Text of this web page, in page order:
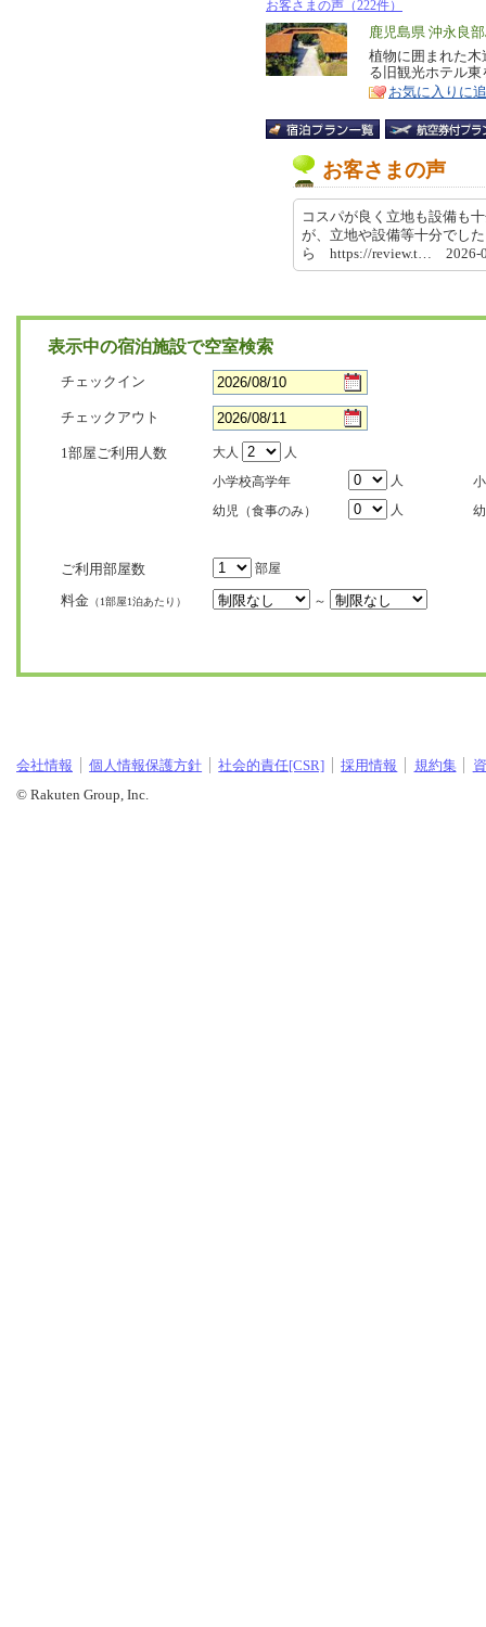
お客さまの声（222件）
エ
リ
ア
鹿児島県 沖永良
特
徴
植物に囲まれた
る旧観光ホテル
お気に入りに
お客さまの声
コスパが良く立地も設備も
が、立地や設備等十分でし
ら https://review.t… 2026-
表示中の宿泊施設で空室検索
チェックイン
チェックアウト
1部屋ご利用人数 大人
人
小学校高学年
人
幼児（食事のみ）
人
ご利用部屋数 部屋
料金 （1部屋1泊あたり） ～
会社情報 個人情報保護方針 社会的責任[CSR] 採用情報 規約集
© Rakuten Group, Inc.